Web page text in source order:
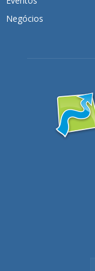
Negócios